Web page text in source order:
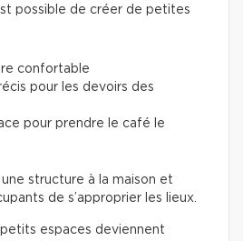
possible de créer de petites
confortable
pour les devoirs des
pour prendre le café le
structure à la maison et
de s’approprier les lieux.
espaces deviennent